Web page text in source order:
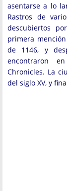
asentarse a lo
Rastros de
descubiertos
primera
de 1146, y
encontraron
Chronicles. La
del siglo XV, y